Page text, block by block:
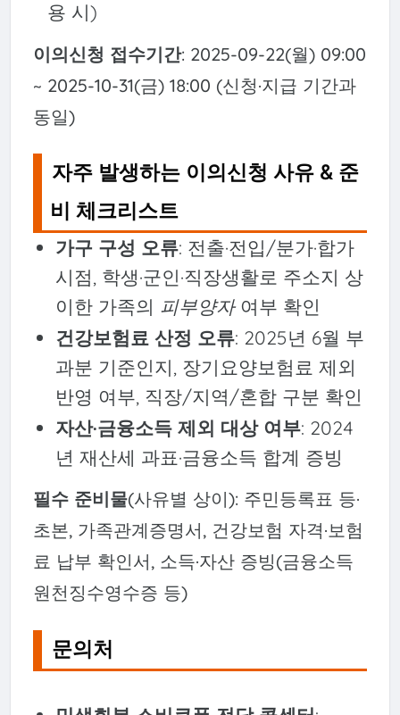
용 시)
이의신청 접수기간: 2025-09-22(월) 09:00
~ 2025-10-31(금) 18:00 (신청·지급 기간과
동일)
자주 발생하는 이의신청 사유 & 준
비 체크리스트
가구 구성 오류: 전출·전입/분가·합가
시점, 학생·군인·직장생활로 주소지 상
이한 가족의 피부양자여부 확인
건강보험료 산정 오류: 2025년 6월 부
과분 기준인지, 장기요양보험료 제외
반영 여부, 직장/지역/혼합 구분 확인
자산·금융소득 제외 대상 여부: 2024
년 재산세 과표·금융소득 합계 증빙
필수 준비물(사유별 상이): 주민등록표 등·
초본, 가족관계증명서, 건강보험 자격·보험
료 납부 확인서, 소득·자산 증빙(금융소득
원천징수영수증 등)
문의처